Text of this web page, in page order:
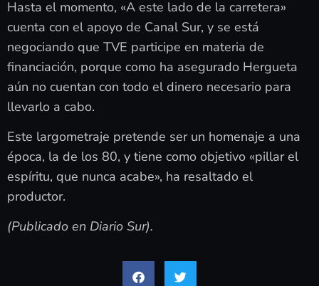
Hasta el momento, «A este lado de la carretera»
cuenta con el apoyo de Canal Sur, y se está
negociando que TVE participe en materia de
financiación, porque como ha asegurado Hergueta
aún no cuentan con todo el dinero necesario para
llevarlo a cabo.
Este largometraje pretende ser un homenaje a una
época, la de los 80, y tiene como objetivo «pillar el
espíritu, que nunca acabe», ha resaltado el
productor.
(Publicado en Diario Sur).